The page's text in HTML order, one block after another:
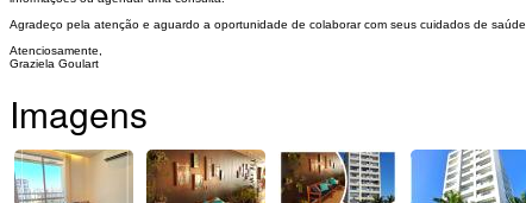
Agradeço pela atenção e aguardo a oportunidade de colaborar com seus cuidados de saúde.
Atenciosamente,
Graziela Goulart
Imagens